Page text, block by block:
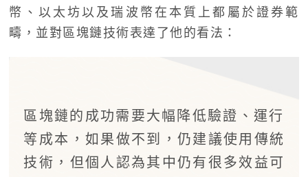
幣、以太坊以及瑞波幣在本質上都屬於證券範
疇，並對區塊鏈技術表達了他的看法：
區塊鏈的成功需要大幅降低驗證、運行
等成本，如果做不到，仍建議使用傳統
技術，但個人認為其中仍有很多效益可